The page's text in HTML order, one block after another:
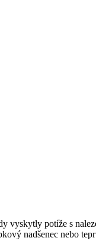
vyskytly potíže s
nadšenec nebo